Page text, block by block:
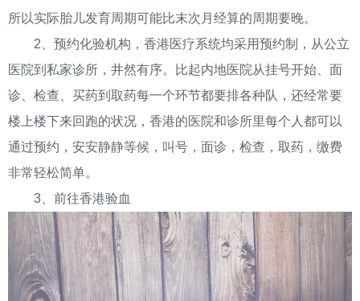
所以实际胎儿发育周期可能比末次月经算的周期要晚。
2、预约化验机构，香港医疗系统均采用预约制，从公立
医院到私家诊所，井然有序。比起内地医院从挂号开始、面
诊、检查、买药到取药每一个环节都要排各种队，还经常要
楼上楼下来回跑的状况，香港的医院和诊所里每个人都可以
通过预约，安安静静等候，叫号，面诊，检查，取药，缴费
非常轻松简单。
3、前往香港验血